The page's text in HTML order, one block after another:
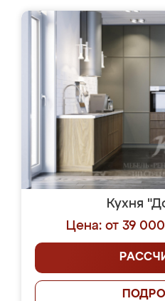
Кухня
Цена: от 39